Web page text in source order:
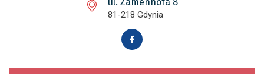
81-218 Gdynia